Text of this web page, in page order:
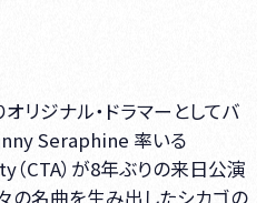
リジナル・ドラマーとしてバ
Seraphine 率いる
CTA）が8年ぶりの来日公演